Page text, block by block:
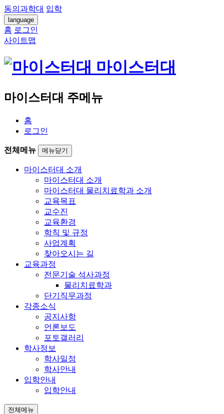
동의과학대 입학
language
홈 로그인
사이트맵
마이스터대
마이스터대 주메뉴
홈
로그인
전체메뉴 메뉴닫기
마이스터대 소개
마이스터대 소개
마이스터대 물리치료학과 소개
교육목표
교수진
교육환경
학칙 및 규정
사업계획
찾아오시는 길
교육과정
전문기술 석사과정
물리치료학과
단기직무과정
각종소식
공지사항
언론보도
포토갤러리
학사정보
학사일정
학사안내
입학안내
입학안내
전체메뉴